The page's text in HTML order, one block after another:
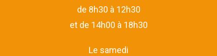
de 8h30 à 12h30
et de 14h00 à 18h30
Le samedi